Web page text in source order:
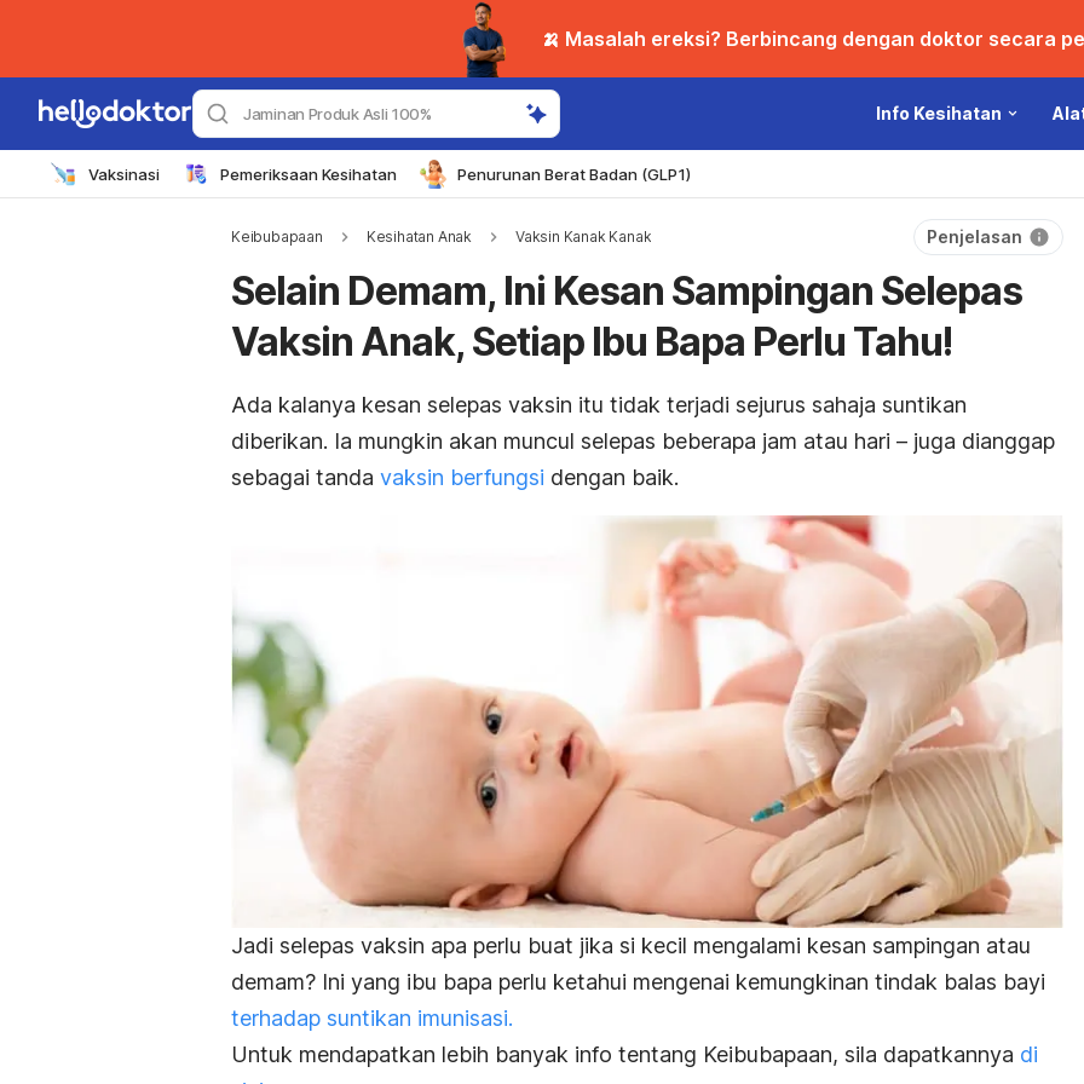
🍌 Masalah ereksi? Berbincang dengan doktor secara
Jaminan Produk Asli 100% Info Kesihatan
Vaksinasi Pemeriksaan Kesihatan Penurunan Berat Badan (GLP1)
Keibubapaan Kesihatan Anak Vaksin Kanak Kanak Penjelasan
Selain Demam, Ini Kesan Sampingan Selepas
Vaksin Anak, Setiap Ibu Bapa Perlu Tahu!
Ada kalanya kesan selepas vaksin itu tidak terjadi sejurus sahaja suntikan
diberikan. Ia mungkin akan muncul selepas beberapa jam atau hari – juga dianggap
sebagai tanda vaksin berfungsi dengan baik.
Jadi selepas vaksin apa perlu buat jika si kecil mengalami kesan sampingan atau
demam? Ini yang ibu bapa perlu ketahui mengenai kemungkinan tindak balas bayi
terhadap suntikan imunisasi.
Untuk mendapatkan lebih banyak info tentang Keibubapaan, sila dapatkannya di